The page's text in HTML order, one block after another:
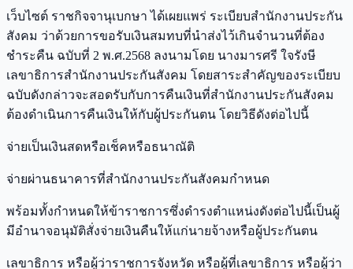
เว็บไซต์ ราชกิจจานุเบกษา ได้เผยแพร่ ระเบียบสำนักงานประกัน
สังคม ว่าด้วยการขอรับเงินสมทบที่นำส่งไว้เกินจำนวนที่ต้อง
ชำระคืน ฉบับที่ 2 พ.ศ.2568 ลงนามโดย นางมารศรี ใจรังษี
เลขาธิการสำนักงานประกันสังคม โดยสาระสำคัญของระเบียบ
ฉบับดังกล่าวจะสอดรับกับการคืนเงินที่สำนักงานประกันสังคม
ต้องดำเนินการคืนเงินให้กับผู้ประกันตน โดยวิธีดังต่อไปนี้
จ่ายเป็นเงินสดหรือเช็คหรือธนาณัติ
จ่ายผ่านธนาคารที่สำนักงานประกันสังคมกำหนด
พร้อมทั้งกำหนดให้ข้าราชการซึ่งดำรงตำแหน่งดังต่อไปนี้เป็นผู้
มีอำนาจอนุมัติสั่งจ่ายเงินคืนให้แก่นายจ้างหรือผู้ประกันตน
เลขาธิการ หรือผู้ว่าราชการจังหวัด หรือผู้ที่เลขาธิการ หรือผู้ว่า